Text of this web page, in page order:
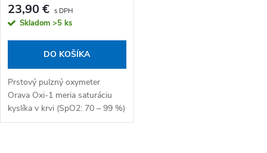
23,90 €
Skladom >5 ks
DO KOŠÍKA
Prstový pulzný oxymeter
Orava Oxi-1 meria saturáciu
kyslíka v krvi (SpO2: 70 – 99 %)
a tepovú frekvenciu (30 – 240